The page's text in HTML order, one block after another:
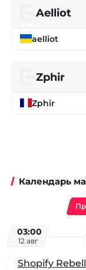
Aelliot
aelliot
Zphir
Zphir
Календарь
03:00
12 авг